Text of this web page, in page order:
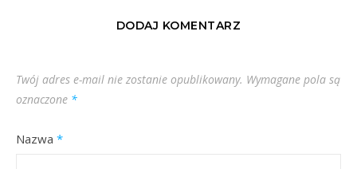
DODAJ KOMENTARZ
Twój adres e-mail nie zostanie opublikowany. Wymagane pola są
oznaczone *
Nazwa *